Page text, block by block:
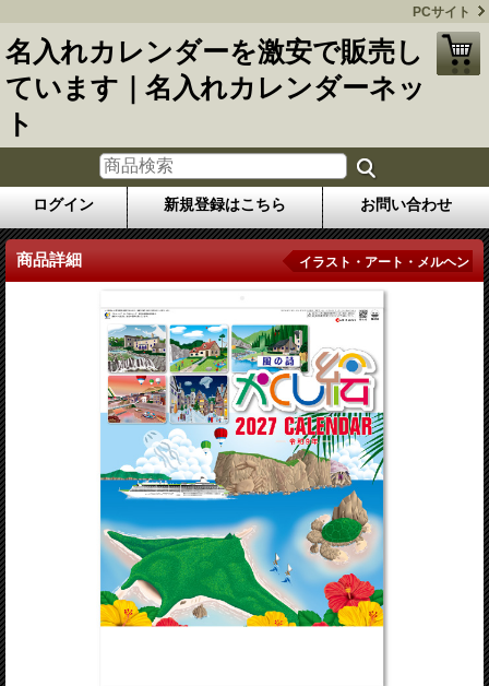
PCサイト
名入れカレンダーを激安で販売し
ています｜名入れカレンダーネッ
ト
ログイン 新規登録はこちら お問い合わせ
商品詳細 イラスト・アート・メルヘン